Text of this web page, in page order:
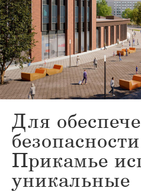
Для
Прикамье
уникальные